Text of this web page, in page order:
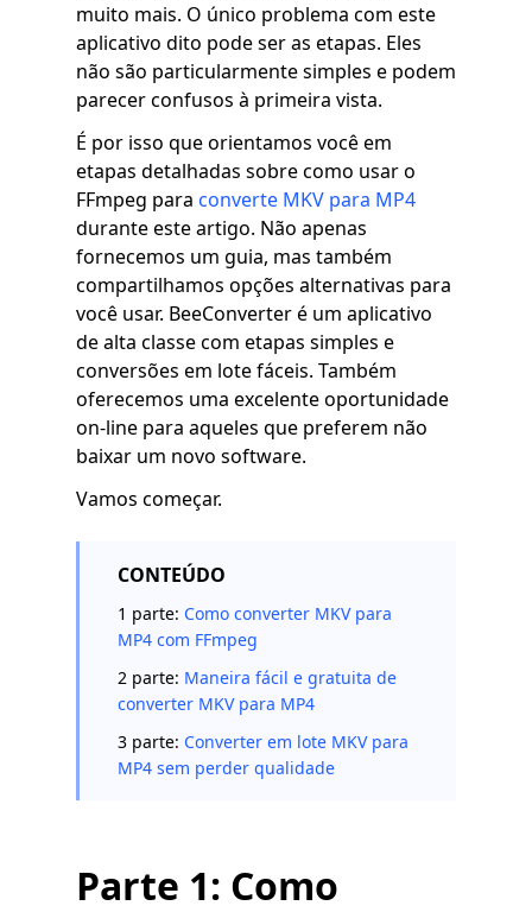
muito mais. O único problema com este
aplicativo dito pode ser as etapas. Eles
não são particularmente simples e podem
parecer confusos à primeira vista.
É por isso que orientamos você em
etapas detalhadas sobre como usar o
FFmpeg para converte MKV para MP4
durante este artigo. Não apenas
fornecemos um guia, mas também
compartilhamos opções alternativas para
você usar. BeeConverter é um aplicativo
de alta classe com etapas simples e
conversões em lote fáceis. Também
oferecemos uma excelente oportunidade
on-line para aqueles que preferem não
baixar um novo software.
Vamos começar.
CONTEÚDO
1 parte: Como converter MKV para
MP4 com FFmpeg
2 parte: Maneira fácil e gratuita de
converter MKV para MP4
3 parte: Converter em lote MKV para
MP4 sem perder qualidade
Parte 1: Como